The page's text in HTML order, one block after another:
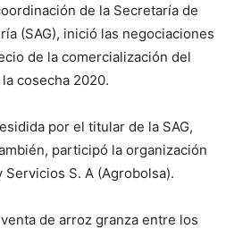
de la Secretaría de
(SAG), inició las negociaciones
de la comercialización del
cosecha 2020.
por el titular de la SAG,
participó la organización
S. A (Agrobolsa).
de arroz granza entre los